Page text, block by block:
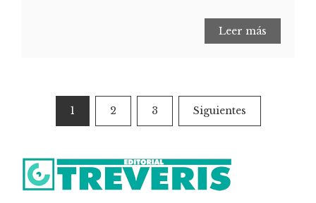
Leer más
1 2 3 Siguientes